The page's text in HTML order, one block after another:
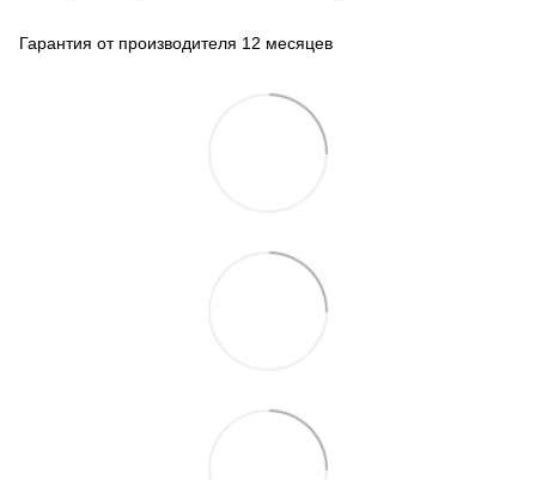
Гарантия от производителя 12 месяцев